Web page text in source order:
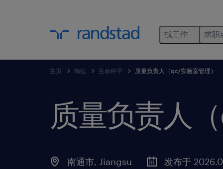
找工作 求职
主页 岗位 生命科学 质量负责人（qc/实验室管理）
质量负责人
南通市, Jiangsu 发布于